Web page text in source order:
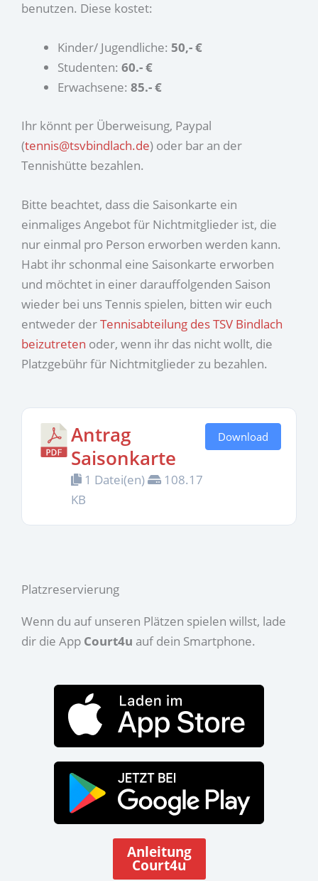
benutzen. Diese kostet:
Kinder/ Jugendliche: 50,- €
Studenten: 60.- €
Erwachsene: 85.- €
Ihr könnt per Überweisung, Paypal
(tennis@tsvbindlach.de) oder bar an der
Tennishütte bezahlen.
Bitte beachtet, dass die Saisonkarte ein
einmaliges Angebot für Nichtmitglieder ist, die
nur einmal pro Person erworben werden kann.
Habt ihr schonmal eine Saisonkarte erworben
und möchtet in einer darauffolgenden Saison
wieder bei uns Tennis spielen, bitten wir euch
entweder derTennisabteilung des TSV Bindlach
beizutreten oder, wenn ihr das nicht wollt, die
Platzgebühr für Nichtmitglieder zu bezahlen.
Antrag
Saisonkarte
1 Datei(en)
108.17
KB
Download
Platzreservierung
Wenn du auf unseren Plätzen spielen willst, lade
dir die App Court4u auf dein Smartphone.
Anleitung
Court4u